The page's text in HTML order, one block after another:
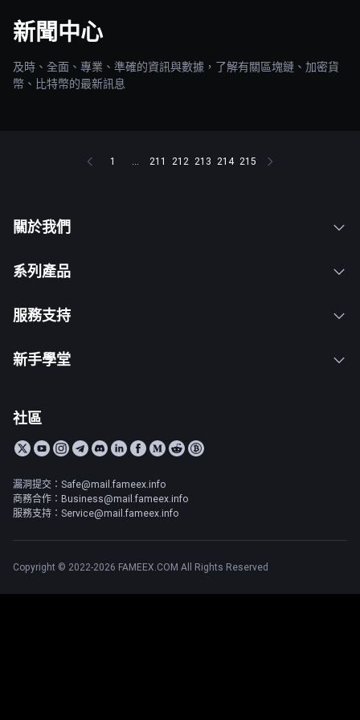
新聞中心
及時、全面、專業、準確的資訊與數據，了解有關區塊鏈、加密貨
幣、比特幣的最新訊息
1 ... 211 212 213 214 215
關於我們
系列產品
服務支持
新手學堂
社區
漏洞提交：Safe@mail.fameex.info
商務合作：Business@mail.fameex.info
服務支持：Service@mail.fameex.info
Copyright © 2022-2026 FAMEEX.COM All Rights Reserved